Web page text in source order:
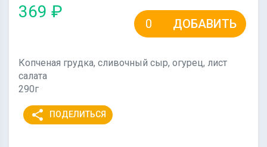
369 ₽
ДОБАВИТЬ
Копченая грудка, сливочный сыр, огурец, лист
салата
290г
share ПОДЕЛИТЬСЯ